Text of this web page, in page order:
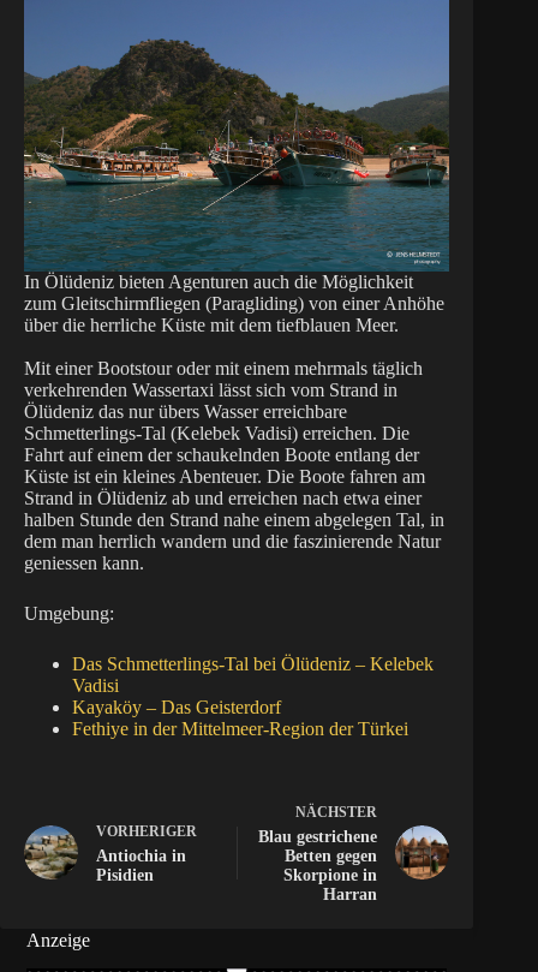
In Ölüdeniz bieten Agenturen auch die Möglichkeit
zum Gleitschirmfliegen (Paragliding) von einer Anhöhe
über die herrliche Küste mit dem tiefblauen Meer.
Mit einer Bootstour oder mit einem mehrmals täglich
verkehrenden Wassertaxi lässt sich vom Strand in
Ölüdeniz das nur übers Wasser erreichbare
Schmetterlings-Tal (Kelebek Vadisi) erreichen. Die
Fahrt auf einem der schaukelnden Boote entlang der
Küste ist ein kleines Abenteuer. Die Boote fahren am
Strand in Ölüdeniz ab und erreichen nach etwa einer
halben Stunde den Strand nahe einem abgelegen Tal, in
dem man herrlich wandern und die faszinierende Natur
geniessen kann.
Umgebung:
Das Schmetterlings-Tal bei Ölüdeniz – Kelebek
Vadisi
Kayaköy – Das Geisterdorf
Fethiye in der Mittelmeer-Region der Türkei
VORHERIGER
Antiochia in
Pisidien
NÄCHSTER
Blau gestrichene
Betten gegen
Skorpione in
Harran
Anzeige